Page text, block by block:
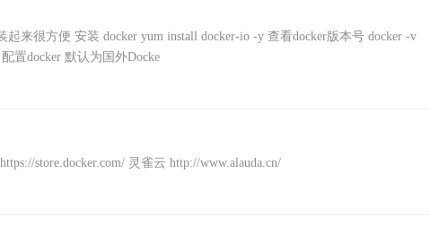
来很方便 安装 docker yum install docker-io -y 查看docker版本号 docker -v
置docker 默认为国外Docke
store.docker.com/ 灵雀云 http://www.alauda.cn/